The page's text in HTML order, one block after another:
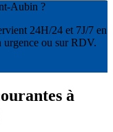
Aubin ?
24H/24 et 7J/7 en
urgence ou sur RDV.
à